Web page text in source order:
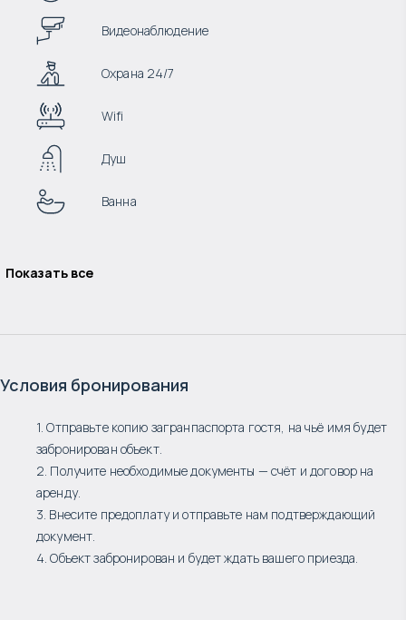
Видеонаблюдение
Охрана 24/7
Wifi
Душ
Ванна
Показать все
Условия бронирования
1. Отправьте копию загранпаспорта гостя, на чьё имя будет
забронирован объект.
2. Получите необходимые документы — счёт и договор на
аренду.
3. Внесите предоплату и отправьте нам подтверждающий
документ.
4. Объект забронирован и будет ждать вашего приезда.